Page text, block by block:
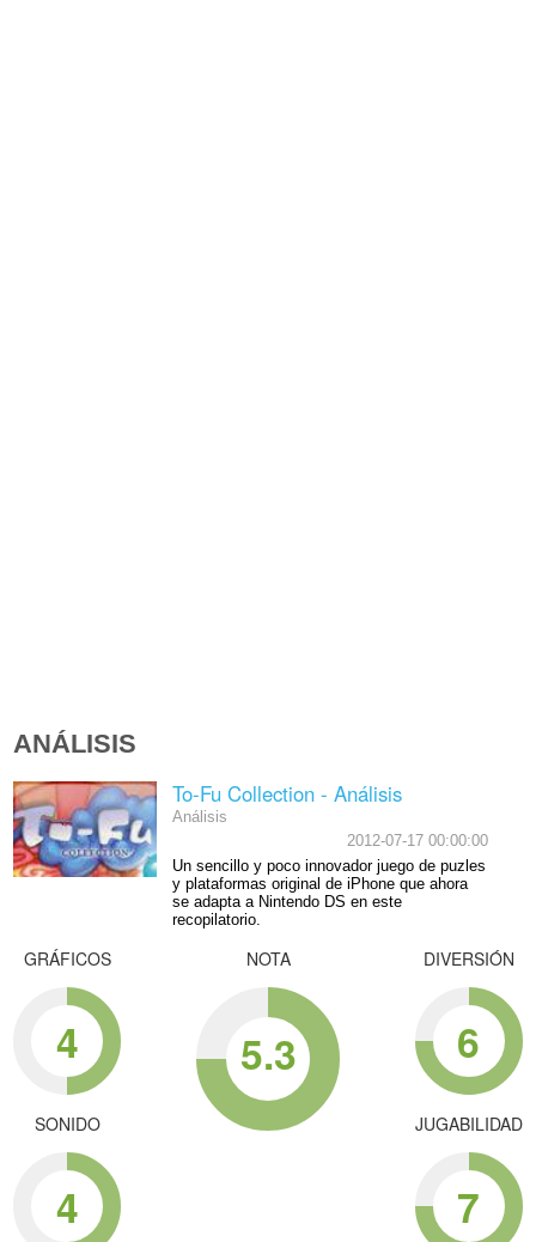
ANÁLISIS
To-Fu Collection - Análisis
Análisis
2012-07-17 00:00:00
Un sencillo y poco innovador juego de puzles
y plataformas original de iPhone que ahora
se adapta a Nintendo DS en este
recopilatorio.
GRÁFICOS
4
SONIDO
4
NOTA
5.3
DIVERSIÓN
6
JUGABILIDAD
7